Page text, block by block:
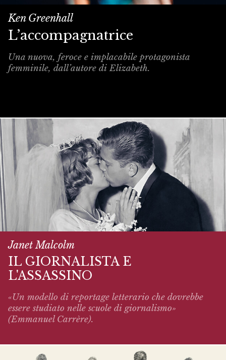
Ken Greenhall
L’accompagnatrice
Una nuova, feroce e implacabile protagonista
femminile, dall’autore di Elizabeth.
Janet Malcolm
IL GIORNALISTA E
L'ASSASSINO
«Un modello di reportage letterario che dovrebbe
essere studiato nelle scuole di giornalismo»
(Emmanuel Carrère).